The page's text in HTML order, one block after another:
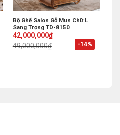
-14%
Bộ Ghế Salon Gỗ Mun Chữ L
Sang Trọng TD-8150
49,000,000₫
Original
price
was:
42,000,000₫
Current
price
is: